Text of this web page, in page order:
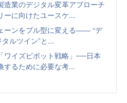
造業のデジタル変革アプローチ
に向けたユースケ...
ーンをプル型に変える―― “デ
ルツイン”と...
ワイズピボット戦略」──日本
するために必要な考...